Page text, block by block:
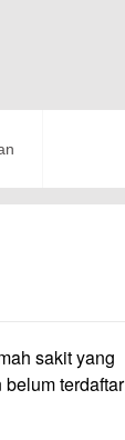
sakit yang
terdaftar